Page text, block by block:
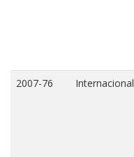
2007-76 Internacional